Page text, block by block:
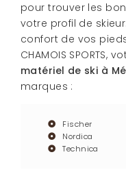
pour trouver les
votre profil de
confort de vos
CHAMOIS SPORTS,
matériel de ski à
marques :
Fischer
Nordica
Technica